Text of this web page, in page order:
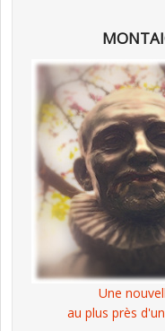
Une
au plus près